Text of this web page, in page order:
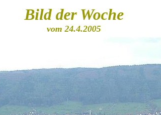
Bild der Woche
vom 24.4.2005